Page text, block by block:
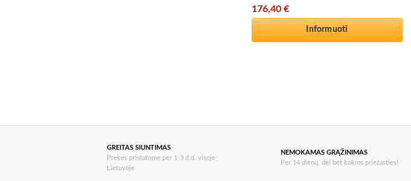
176,40 €
Informuoti
GREITAS SIUNTIMAS
Prekes pristatome per 1-3 d.d. visoje
Lietuvoje
NEMOKAMAS GRĄŽINIMAS
Per 14 dienų, dėl bet kokios priežasties!